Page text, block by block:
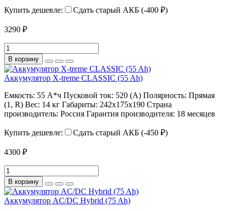
Купить дешевле: Сдать старый АКБ (-400 ₽)
3290 ₽
В корзину
Аккумулятор X-treme CLASSIC (55 Ah)
Емкость: 55 А*ч Пусковой ток: 520 (А) Полярность: Прямая
(1, R) Вес: 14 кг Габариты: 242х175х190 Страна
производитель: Россия Гарантия производителя: 18 месяцев
Купить дешевле: Сдать старый АКБ (-450 ₽)
4300 ₽
В корзину
Аккумулятор AC/DC Hybrid (75 Ah)